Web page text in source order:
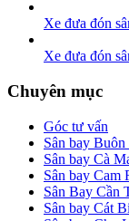
Xe đưa đón
Xe đưa đón
Chuyên mục
Góc tư vấn
Sân bay
Sân bay Cà
Sân bay Cam
Sân Bay Cần
Sân bay Cát Bi